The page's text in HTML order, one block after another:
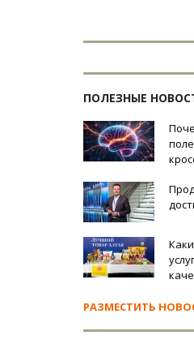
ПОЛЕЗНЫЕ
РАЗМЕСТИТЬ